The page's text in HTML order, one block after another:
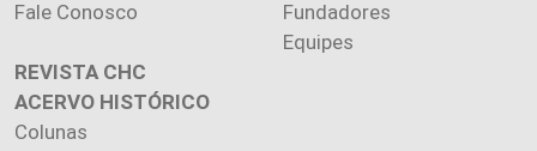
Fale Conosco
Fundadores
Equipes
REVISTA CHC
ACERVO HISTÓRICO
Colunas